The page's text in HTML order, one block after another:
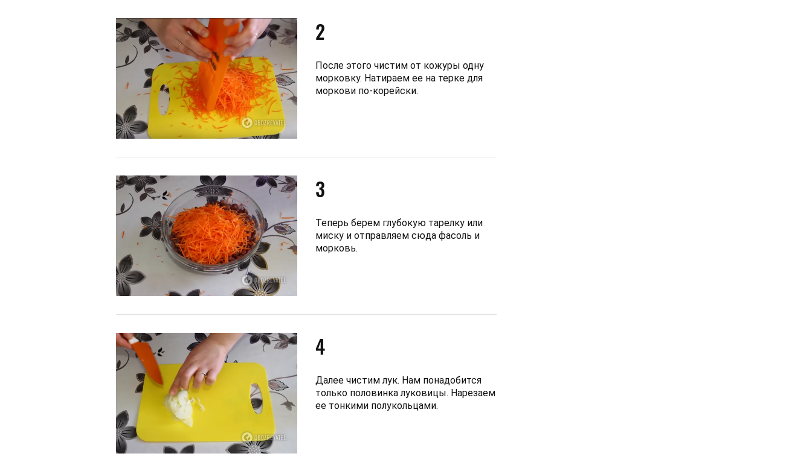
2
После этого чистим от кожуры одну
морковку. Натираем ее на терке для
моркови по-корейски.
3
Теперь берем глубокую тарелку или
миску и отправляем сюда фасоль и
морковь.
4
Далее чистим лук. Нам понадобится
только половинка луковицы. Нарезаем
ее тонкими полукольцами.